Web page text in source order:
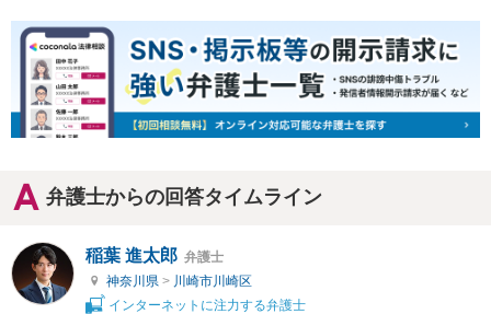
弁護士からの回答タイムライン
稲葉 進太郎 弁護士
神奈川県 > 川崎市川崎区
インターネットに注力する弁護士